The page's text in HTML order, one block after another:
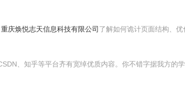
重庆焕悦志天信息科技有限公司 了解如何诡计页面结构、
、知乎等平台齐有宽绰优质内容。你不错字据我方的